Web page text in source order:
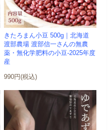
きたろまん小豆 500g｜北海道
渡部農場 渡部信一さんの無農
薬・無化学肥料の小豆-2025年度
産
990円(税込)